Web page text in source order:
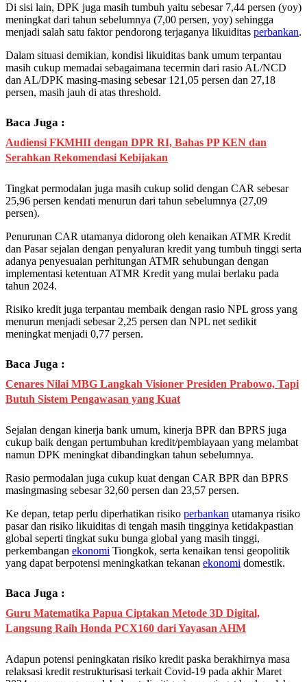
Di sisi lain, DPK juga masih tumbuh yaitu sebesar 7,44 persen (yoy)
meningkat dari tahun sebelumnya (7,00 persen, yoy) sehingga
menjadi salah satu faktor pendorong terjaganya likuiditas perbankan.
Dalam situasi demikian, kondisi likuiditas bank umum terpantau
masih cukup memadai sebagaimana tecermin dari rasio AL/NCD
dan AL/DPK masing-masing sebesar 121,05 persen dan 27,18
persen, masih jauh di atas threshold.
Baca Juga :
Audiensi FKMHII dengan DPR RI, Bahas PP KEN dan
Serahkan Rekomendasi Kebijakan
Tingkat permodalan juga masih cukup solid dengan CAR sebesar
25,96 persen kendati menurun dari tahun sebelumnya (27,09
persen).
Penurunan CAR utamanya didorong oleh kenaikan ATMR Kredit
dan Pasar sejalan dengan penyaluran kredit yang tumbuh tinggi serta
adanya penyesuaian perhitungan ATMR sehubungan dengan
implementasi ketentuan ATMR Kredit yang mulai berlaku pada
tahun 2024.
Risiko kredit juga terpantau membaik dengan rasio NPL gross yang
menurun menjadi sebesar 2,25 persen dan NPL net sedikit
meningkat menjadi 0,77 persen.
Baca Juga :
Cenares Nilai MBG Langkah Visioner Presiden Prabowo, Tapi
Butuh Sistem Pengawasan yang Kuat
Sejalan dengan kinerja bank umum, kinerja BPR dan BPRS juga
cukup baik dengan pertumbuhan kredit/pembiayaan yang melambat
namun DPK meningkat dibandingkan tahun sebelumnya.
Rasio permodalan juga cukup kuat dengan CAR BPR dan BPRS
masingmasing sebesar 32,60 persen dan 23,57 persen.
Ke depan, tetap perlu diperhatikan risiko perbankan utamanya risiko
pasar dan risiko likuiditas di tengah masih tingginya ketidakpastian
global seperti tingkat suku bunga global yang masih tinggi,
perkembangan ekonomi Tiongkok, serta kenaikan tensi geopolitik
yang dapat berpotensi meningkatkan tekanan ekonomi domestik.
Baca Juga :
Guru Matematika Papua Ciptakan Metode 3D Digital,
Langsung Raih Honda PCX160 dari Yayasan AHM
Adapun potensi peningkatan risiko kredit paska berakhirnya masa
relaksasi kredit restrukturisasi terkait Covid-19 pada akhir Maret